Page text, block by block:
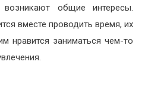
возникают общие интересы.
вместе проводить время, их
нравится заниматься чем-то